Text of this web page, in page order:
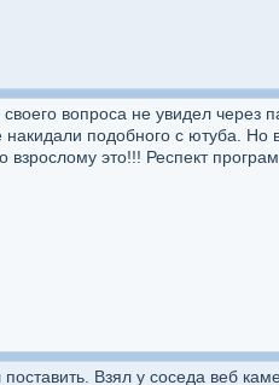
своего вопроса не увидел через
накидали подобного с ютуба. Но
взрослому это!!! Респект
Взял у соседа веб